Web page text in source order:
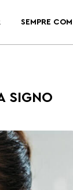
SEMPRE
SIGNO